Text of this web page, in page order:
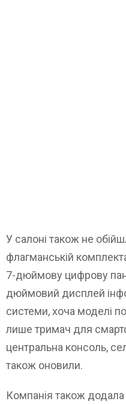
У салоні також не
флагманській
7-дюймову цифрову
дюймовий дисплей
системи, хоча моделі
лише тримач для
центральна консоль,
також оновили.
Компанія також